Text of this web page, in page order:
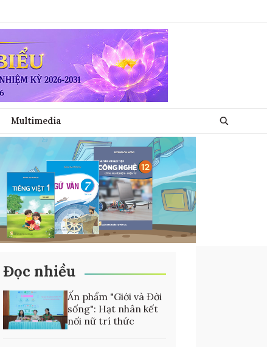
Multimedia
Đọc nhiều
Ấn phẩm "Giới và Đời
sống": Hạt nhân kết
nối nữ trí thức